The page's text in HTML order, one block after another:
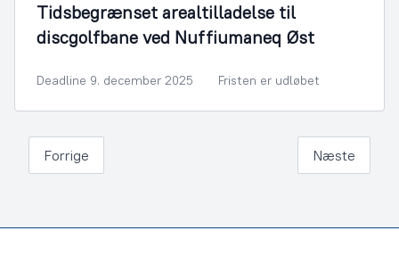
Tidsbegrænset arealtilladelse til
discgolfbane ved Nuffiumaneq Øst
Deadline 9. december 2025 Fristen er udløbet
Forrige Næste